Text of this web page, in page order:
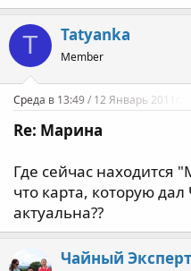
T Tatyanka
Member
Среда в 13:49 / 12 Январь 2011г.
Re: Марина
Где сейчас находится
что карта, которую
актуальна??
Чайный